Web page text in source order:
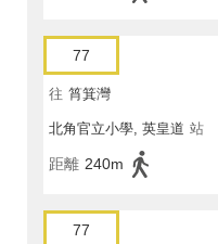
77
往 筲箕灣
北角官立小學, 英皇道 站
距離 240m
77